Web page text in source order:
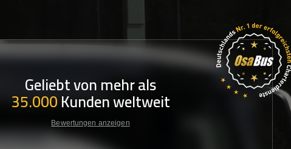
Geliebt von mehr als
35.000Kunden weltweit
Bewertungen anzeigen